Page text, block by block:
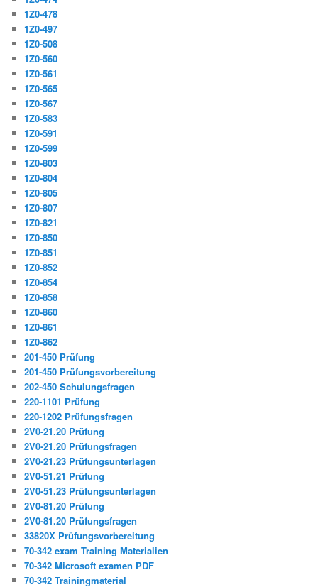
1Z0-478
1Z0-497
1Z0-508
1Z0-560
1Z0-561
1Z0-565
1Z0-567
1Z0-583
1Z0-591
1Z0-599
1Z0-803
1Z0-804
1Z0-805
1Z0-807
1Z0-821
1Z0-850
1Z0-851
1Z0-852
1Z0-854
1Z0-858
1Z0-860
1Z0-861
1Z0-862
201-450 Prüfung
201-450 Prüfungsvorbereitung
202-450 Schulungsfragen
220-1101 Prüfung
220-1202 Prüfungsfragen
2V0-21.20 Prüfung
2V0-21.20 Prüfungsfragen
2V0-21.23 Prüfungsunterlagen
2V0-51.21 Prüfung
2V0-51.23 Prüfungsunterlagen
2V0-81.20 Prüfung
2V0-81.20 Prüfungsfragen
33820X Prüfungsvorbereitung
70-342 exam Training Materialien
70-342 Microsoft examen PDF
70-342 Trainingmaterial